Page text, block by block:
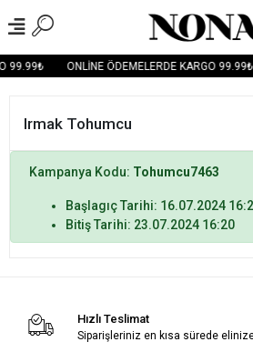
99.99₺ ONLİNE ÖDEMELERDE KARGO 99.99₺
Irmak Tohumcu
Kampanya Kodu: Tohumcu7463
Başlagıç Tarihi: 16.07.2024
Bitiş Tarihi: 23.07.2024 16:20
Hızlı Teslimat
Siparişleriniz en kısa sürede elinize